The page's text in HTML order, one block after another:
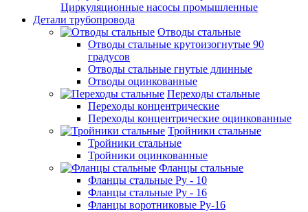
Циркуляционные насосы промышленные
Детали трубопровода
Отводы стальные
Отводы стальные крутоизогнутые 90
градусов
Отводы стальные гнутые длинные
Отводы оцинкованные
Переходы стальные
Переходы концентрические
Переходы концентрические оцинкованные
Тройники стальные
Тройники стальные
Тройники оцинкованные
Фланцы стальные
Фланцы стальные Ру - 10
Фланцы стальные Ру - 16
Фланцы воротниковые Ру-16